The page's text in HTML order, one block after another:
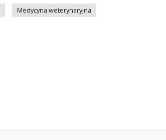
Medycyna weterynaryjna